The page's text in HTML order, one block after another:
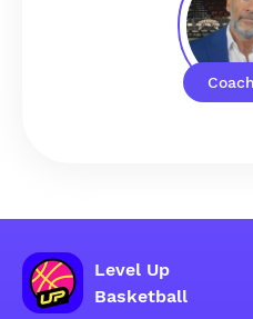
Level Up
Basketball